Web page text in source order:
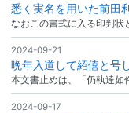
悉く実名を用いた前田
なおこの書式に入る印判
2024-09-21
晩年入道して紹僖と号
本文書止めは、「仍執達
2024-09-17